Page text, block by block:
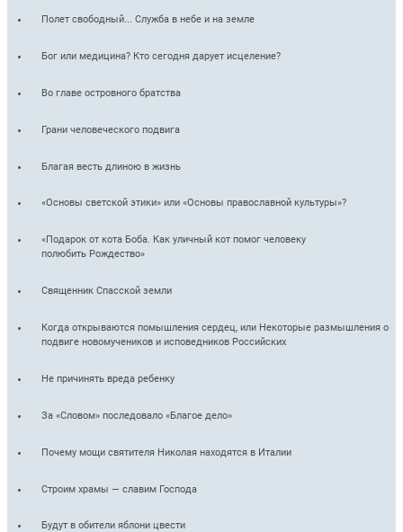
Полет свободный... Служба в небе и на земле
Бог или медицина? Кто сегодня дарует исцеление?
Во главе островного братства
Грани человеческого подвига
Благая весть длиною в жизнь
«Основы светской этики» или «Основы православной культуры»?
«Подарок от кота Боба. Как уличный кот помог человеку
полюбить Рождество»
Священник Спасской земли
Когда открываются помышления сердец, или Некоторые размышления о
подвиге новомучеников и исповедников Российских
Не причинять вреда ребенку
За «Словом» последовало «Благое дело»
Почему мощи святителя Николая находятся в Италии
Строим храмы — славим Господа
Будут в обители яблони цвести